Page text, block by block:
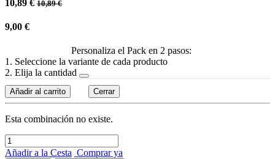
10,89 € 10,89€
9,00 €
Personaliza el Pack en 2 pasos:
1. Seleccione la variante de cada producto
2. Elija la cantidad
Añadir al carrito Cerrar
Esta combinación no existe.
Añadir a la Cesta Comprar ya